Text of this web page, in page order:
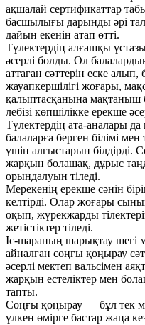
ақшалай сертификаттар
басшылығы дарынды әрі
дайын екенін атап өтті.
Түлектердің алғашқы
әсерлі болды. Ол
аттаған сәттерін еске алып,
жауапкершілігі жоғары,
қалыптасқанына мақтаныш
лебізі көпшілікке ерекше
Түлектердің ата-аналары да
балаларға берген білімі
үшін алғыстарын білдірді.
жарқын болашақ, дұрыс
орындалуын тіледі.
Мерекенің ерекше сәнін
келтірді. Олар жоғары
оқып, жүрекжарды
жетістіктер тіледі.
Іс-шараның шарықтау шегі
айналған соңғы қоңырау
әсерлі мектеп вальсімен
жарқын естеліктер мен
тапты.
Соңғы қоңырау — бұл тек
үлкен өмірге бастар жаңа